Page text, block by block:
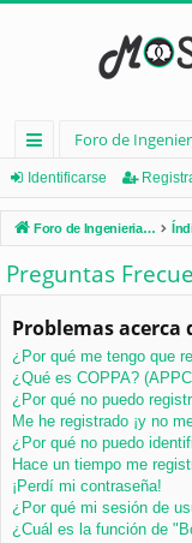
nl
ac
es
rá
pi
d
os
Foro de
Identificarse
Foro de Ingenieria Civil & Arquitectura
Preguntas
Problemas
¿Por qué me tengo que
¿Qué es COPPA?
¿Por qué no puedo
Me he registrado ¡y no
¿Por qué no puedo
Hace un tiempo me
¡Perdí mi contraseña!
¿Por qué mi sesión de
¿Cuál es la función de